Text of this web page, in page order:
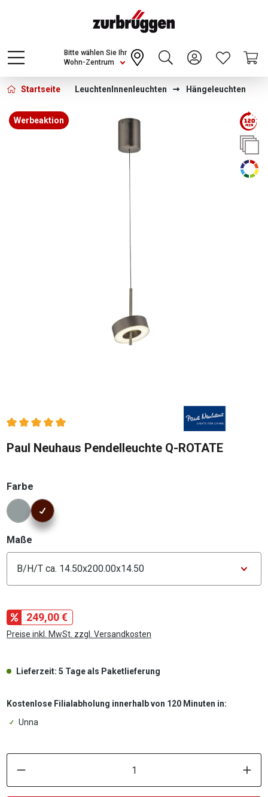
Choose a different country or region to see
content for your location and shop online
CONTINUE
Wohn-Zentrum
Bitte wählen Sie Ihr
Startseite Leuchten Innenleuchten Hängeleuchten
Bildergalerie überspringen
Werbeaktion
Durchschnittliche Bewertung von 5 von 5 Sternen
Paul Neuhaus Pendelleuchte Q-ROTATE
Farbe
Konfigurator Farbe
Maße
249,00 €
Preise inkl. MwSt. zzgl. Versandkosten
Lieferzeit: 5 Tage als Paketlieferung
Kostenlose Filialabholung innerhalb von 120 Minuten in:
Unna